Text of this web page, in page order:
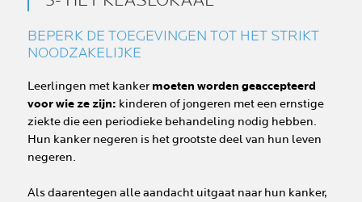
BEPERK DE TOEGEVINGEN TOT HET STRIKT
NOODZAKELIJKE
Leerlingen met kanker moeten worden geaccepteerd
voor wie ze zijn: kinderen of jongeren met een ernstige
ziekte die een periodieke behandeling nodig hebben.
Hun kanker negeren is het grootste deel van hun leven
negeren.
Als daarentegen alle aandacht uitgaat naar hun kanker,